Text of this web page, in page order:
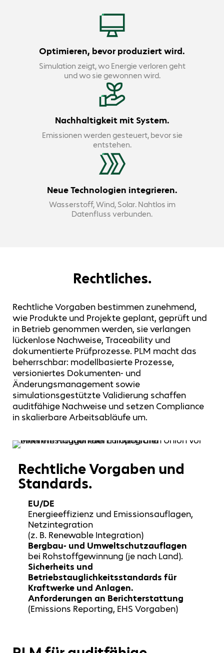
Optimieren, bevor produziert wird.
Simulation zeigt, wo Energie verloren geht
und wo sie gewonnen wird.
Nachhaltigkeit mit System.
Emissionen werden gesteuert, bevor sie
entstehen.
Neue Technologien integrieren.
Wasserstoff, Wind, Solar. Nahtlos im
Datenfluss verbunden.
Rechtliches.
Rechtliche Vorgaben bestimmen zunehmend,
wie Produkte und Projekte geplant, geprüft und
in Betrieb genommen werden, sie verlangen
lückenlose Nachweise, Traceability und
dokumentierte Prüfprozesse. PLM macht das
beherrschbar: modellbasierte Prozesse,
versioniertes Dokumenten- und
Änderungsmanagement sowie
simulationsgestützte Validierung schaffen
auditfähige Nachweise und setzen Compliance
in skalierbare Arbeitsabläufe um.
Rechtliche Vorgaben und
Standards.
EU/DE
Energieeffizienz und Emissionsauflagen,
Netzintegration
(z. B. Renewable Integration)
Bergbau- und Umweltschutzauflagen
bei Rohstoffgewinnung (je nach Land).
Sicherheits und
Betriebstauglichkeitsstandards für
Kraftwerke und Anlagen.
Anforderungen an Berichterstattung
(Emissions Reporting, EHS Vorgaben)